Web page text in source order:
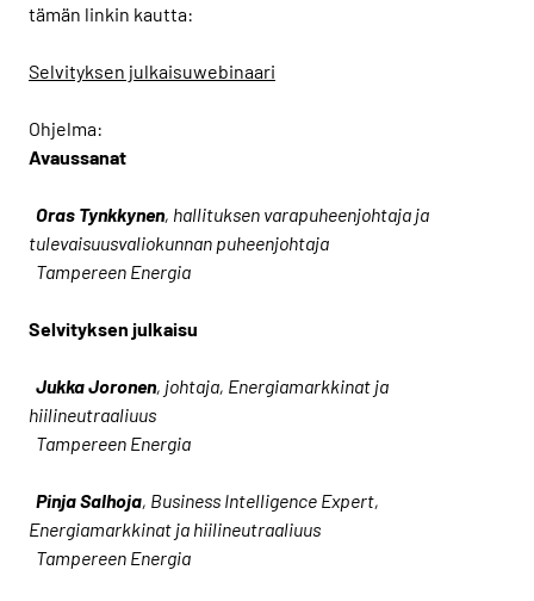
tämän linkin kautta:
Selvityksen julkaisuwebinaari
Ohjelma:
Avaussanat
Oras Tynkkynen, hallituksen varapuheenjohtaja ja
tulevaisuusvaliokunnan puheenjohtaja
Tampereen Energia
Selvityksen julkaisu
Jukka Joronen, johtaja, Energiamarkkinat ja
hiilineutraaliuus
Tampereen Energia
Pinja Salhoja, Business Intelligence Expert,
Energiamarkkinat ja hiilineutraaliuus
Tampereen Energia